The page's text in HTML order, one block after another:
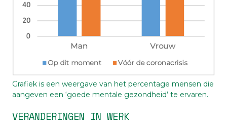
Grafiek is een weergave van het percentage mensen die
aangeven een ‘goede mentale gezondheid’ te ervaren.
VERANDERINGEN IN WERK